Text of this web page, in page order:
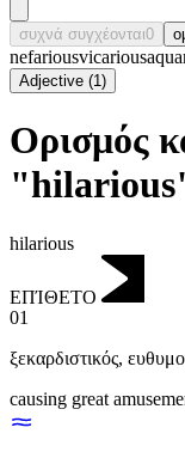
συχνά συγχέονται0
nefariousvicarious
Adjective (1)
Ορισμός
hilarious
ΕΠΊΘΕΤΟ
01
ξεκαρδιστικός,
causing great